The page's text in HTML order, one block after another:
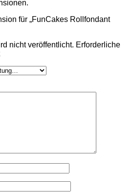
für „FunCakes Rollfondant
nicht veröffentlicht. Erforderliche